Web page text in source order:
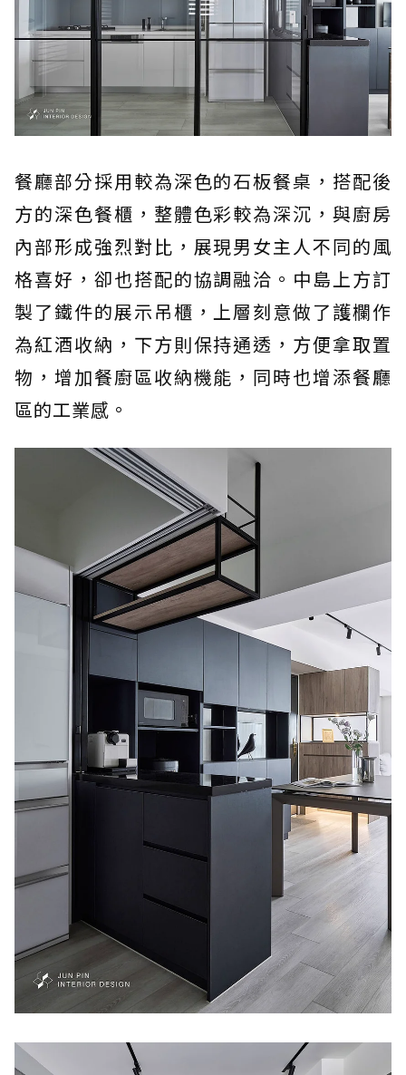
餐廳部分採用較為深色的石板餐桌，搭配後
方的深色餐櫃，整體色彩較為深沉，與廚房
內部形成強烈對比，展現男女主人不同的風
格喜好，卻也搭配的協調融洽。中島上方訂
製了鐵件的展示吊櫃，上層刻意做了護欄作
為紅酒收納，下方則保持通透，方便拿取置
物，增加餐廚區收納機能，同時也增添餐廳
區的工業感。